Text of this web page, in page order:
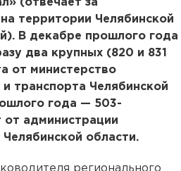
(отвечает за
территории Челябинской
В декабре прошлого года
два крупных (820 и 831
от министерство
транспорта Челябинской
года — 503-
от администрации
области.
регионального